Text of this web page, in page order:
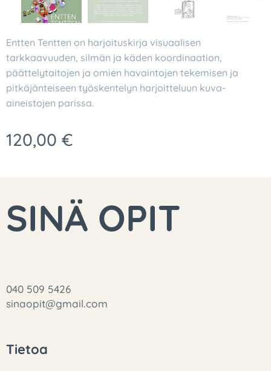
Entten Tentten on harjoituskirja visuaalisen
tarkkaavuuden, silmän ja käden koordinaation,
päättelytaitojen ja omien havaintojen tekemisen ja
pitkäjänteiseen työskentelyn harjoitteluun kuva-
aineistojen parissa.
120,00 €
SINÄ OPIT
040 509 5426
sinaopit@gmail.com
Tietoa